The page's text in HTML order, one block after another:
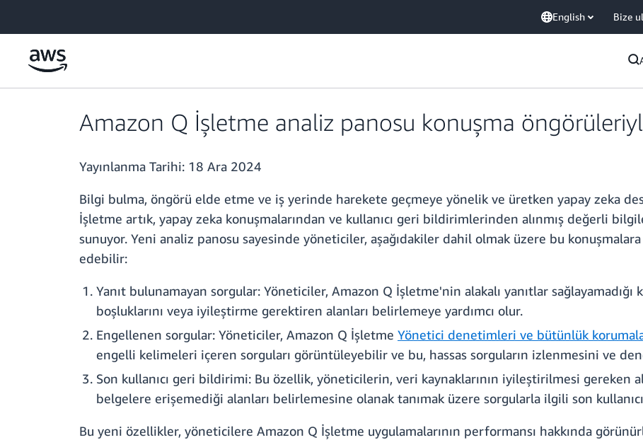
English Bize
Amazon Q İşletme analiz panosu konuşma
Yayınlanma Tarihi: 18 Ara 2024
Bilgi bulma, öngörü elde etme ve iş yerinde harekete geçmeye yönelik ve üretken yapay zeka
İşletme artık, yapay zeka konuşmalarından ve kullanıcı geri bildirimlerinden alınmış değerli
sunuyor. Yeni analiz panosu sayesinde yöneticiler, aşağıdakiler dahil olmak üzere bu
edebilir:
Yanıt bulunamayan sorgular: Yöneticiler, Amazon Q İşletme'nin alakalı yanıtlar
boşluklarını veya iyileştirme gerektiren alanları belirlemeye yardımcı olur.
Engellenen sorgular: Yöneticiler, Amazon Q İşletme Yönetici denetimleri ve bütünlük
engelli kelimeleri içeren sorguları görüntüleyebilir ve bu, hassas sorguların izlenmesini ve
Son kullanıcı geri bildirimi: Bu özellik, yöneticilerin, veri kaynaklarının iyileştirilmesi gereken
belgelere erişemediği alanları belirlemesine olanak tanımak üzere sorgularla ilgili son
Bu yeni özellikler, yöneticilere Amazon Q İşletme uygulamalarının performansı hakkında